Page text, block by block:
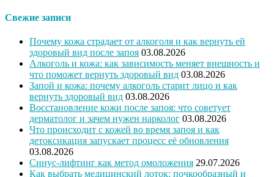
Свежие записи
Почему кожа страдает от алкоголя и как вернуть ей
здоровый вид после запоя 03.08.2026
Алкоголь и кожа: как зависимость меняет внешность и
что поможет вернуть здоровый вид 03.08.2026
Запой и кожа: почему алкоголь старит лицо и как
вернуть здоровый вид 03.08.2026
Восстановление кожи после запоя: что советует
дерматолог и зачем нужен нарколог 03.08.2026
Что происходит с кожей во время запоя и как
детоксикация запускает процесс её обновления
03.08.2026
Синус-лифтинг как метод омоложения 29.07.2026
Как выбрать медицинский лоток: почкообразный и